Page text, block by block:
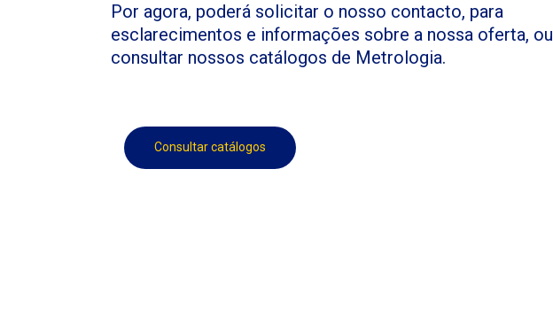
Por agora, poderá solicitar o nosso contacto, para
esclarecimentos e informações sobre a nossa oferta, ou
consultar nossos catálogos de Metrologia.
Consultar catálogos